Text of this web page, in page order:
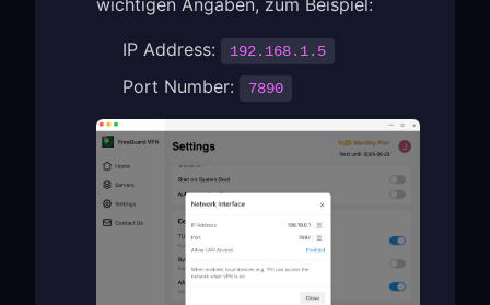
wichtigen Angaben, zum Beispiel:
IP Address: 192.168.1.5
Port Number: 7890